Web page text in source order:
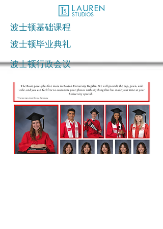
波士顿基础课程
波士顿毕业典礼
波士顿行政会议